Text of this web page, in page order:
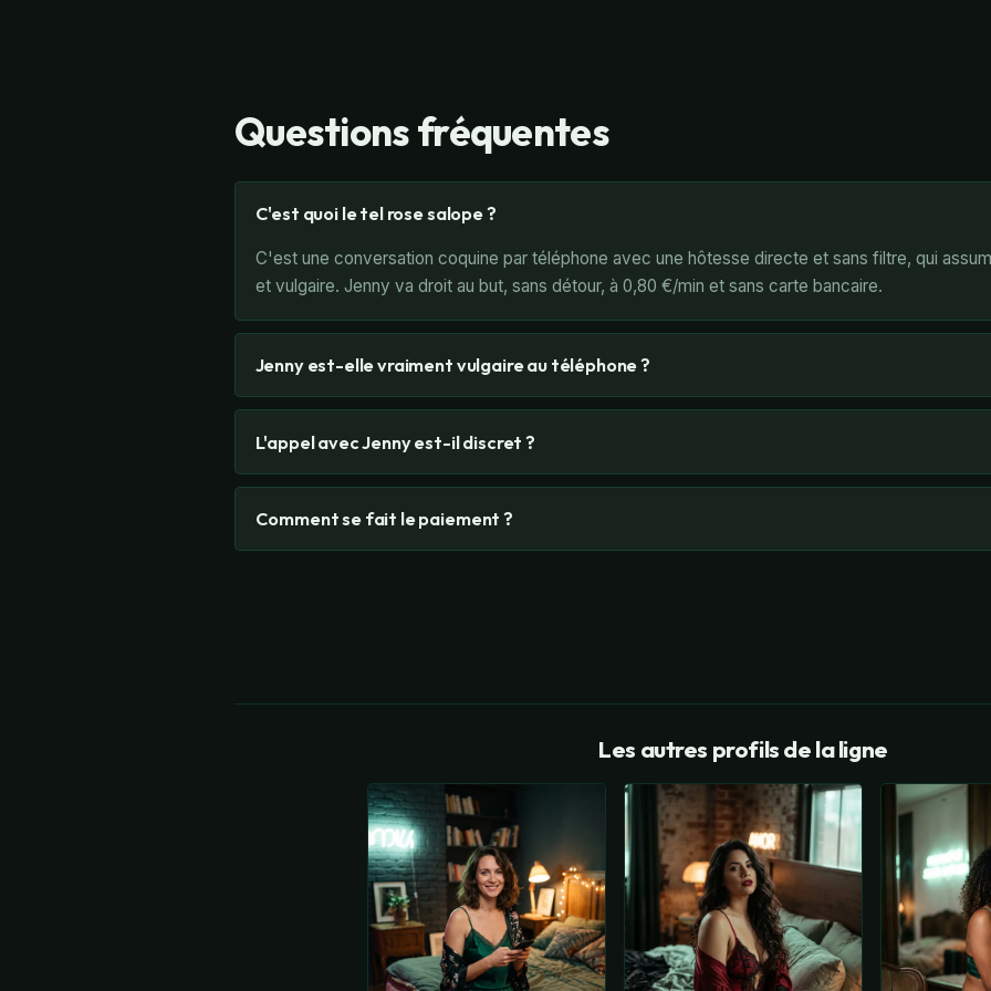
Questions fréquentes
C'est quoi le tel rose salope ?
C'est une conversation coquine par téléphone avec une hôtesse directe et sans filtre, qui
et vulgaire. Jenny va droit au but, sans détour, à 0,80 €/min et sans carte bancaire.
Jenny est-elle vraiment vulgaire au téléphone ?
L'appel avec Jenny est-il discret ?
Comment se fait le paiement ?
Les autres profils de la ligne